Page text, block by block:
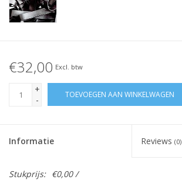
€32,00 Excl. btw
+
-
TOEVOEGEN AAN WINKELWAGEN
Informatie Reviews (0)
Stukprijs: €0,00 /